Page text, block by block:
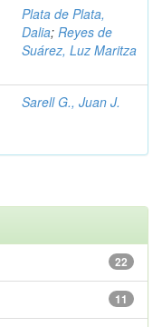
Plata de Plata,
Dalia; Reyes de
Suárez, Luz Maritza
Sarell G., Juan J.
22
11